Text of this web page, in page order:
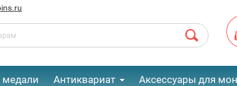
медали Антиквариат Аксессуары для